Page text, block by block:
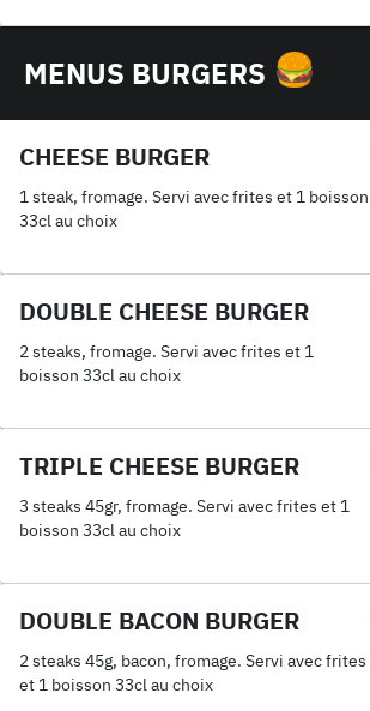
MENUS BURGERS
CHEESE BURGER
1 steak, fromage. Servi avec frites et 1 boisson
33cl au choix
DOUBLE CHEESE BURGER
2 steaks, fromage. Servi avec frites et 1
boisson 33cl au choix
TRIPLE CHEESE BURGER
3 steaks 45gr, fromage. Servi avec frites et 1
boisson 33cl au choix
DOUBLE BACON BURGER
2 steaks 45g, bacon, fromage. Servi avec frites
et 1 boisson 33cl au choix